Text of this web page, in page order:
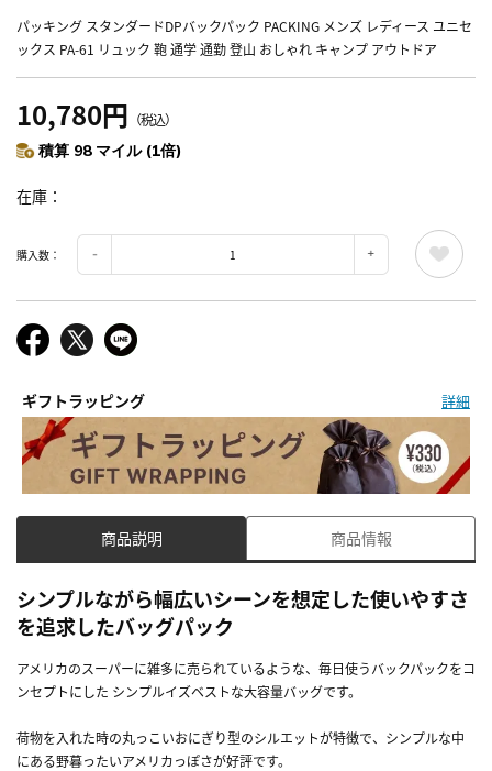
パッキング スタンダードDPバックパック PACKING メンズ レディース ユニセ
ックス PA-61 リュック 鞄 通学 通勤 登山 おしゃれ キャンプ アウトドア
10,780円 （税込）
積算 98 マイル (1倍)
在庫
購入数：
ギフトラッピング 詳細
商品説明 商品情報
シンプルながら幅広いシーンを想定した使いやすさ
を追求したバッグパック
アメリカのスーパーに雑多に売られているような、毎日使うバックパックをコ
ンセプトにした シンプルイズベストな大容量バッグです。
荷物を入れた時の丸っこいおにぎり型のシルエットが特徴で、シンプルな中
にある野暮ったいアメリカっぽさが好評です。